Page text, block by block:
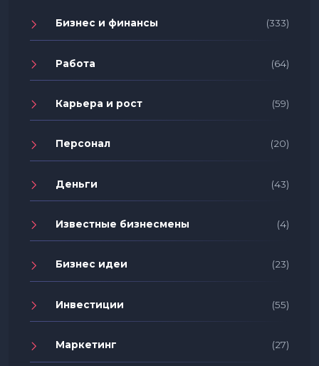
Бизнес и финансы (333)
Работа (64)
Карьера и рост (59)
Персонал (20)
Деньги (43)
Известные бизнесмены (4)
Бизнес идеи (23)
Инвестиции (55)
Маркетинг (27)